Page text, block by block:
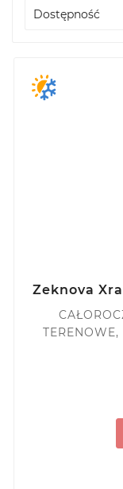
Dostępność
Zeknova